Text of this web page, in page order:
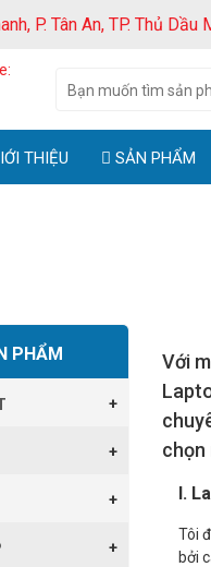
P. Tân An, TP. Thủ Dầu
THIỆU SẢN PHẨM
Với
chọn
I.
Tôi
bởi
PHẨM